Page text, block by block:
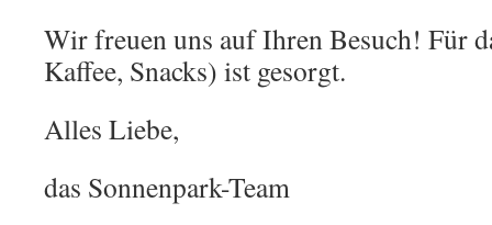
Wir freuen uns auf Ihren Besuch! Für
Kaffee, Snacks) ist gesorgt.
Alles Liebe,
das Sonnenpark-Team